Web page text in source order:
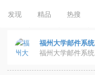
发现 精品 热搜
福州大学邮件系统
福州大学邮件系统